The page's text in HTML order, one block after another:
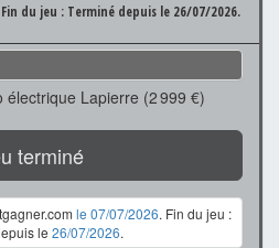
Fin du jeu : Terminé depuis le 26/07/2026.
électrique Lapierre (2 999 €)
terminé
le 07/07/2026. Fin du jeu :
le 26/07/2026.